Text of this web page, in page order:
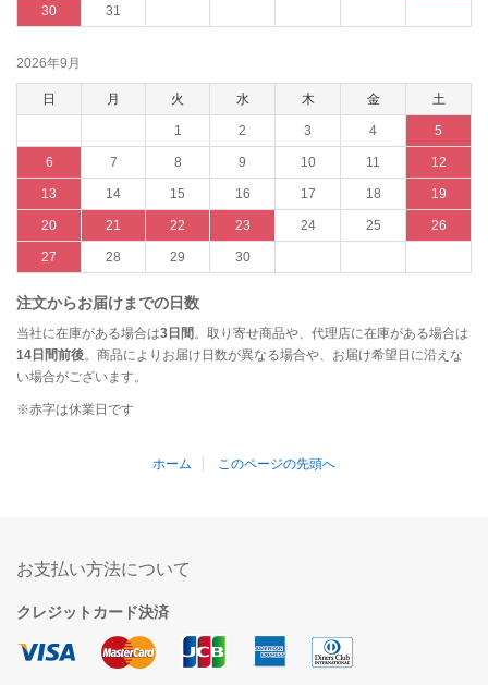
30 31
2026年9月
日 月 火 水 木 金 土
1 2 3 4 5
6 7 8 9 10 11 12
13 14 15 16 17 18 19
20 21 22 23 24 25 26
27 28 29 30
注文からお届けまでの日数
当社に在庫がある場合は3日間。取り寄せ商品や、代理店に在庫がある場合は
14日間前後。商品によりお届け日数が異なる場合や、お届け希望日に沿えな
い場合がございます。
※赤字は休業日です
ホーム このページの先頭へ
お支払い方法について
クレジットカード決済